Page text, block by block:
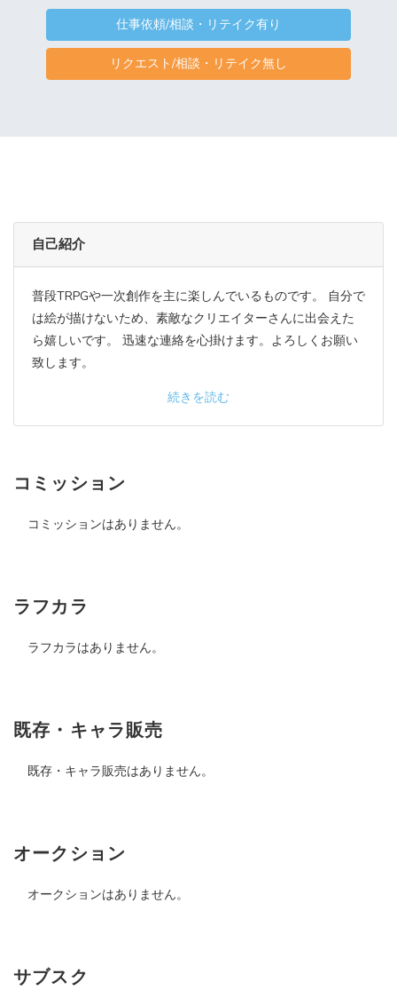
仕事依頼/相談・リテイク有り
リクエスト/相談・リテイク無し
自己紹介
普段TRPGや一次創作を主に楽しんでいるものです。 自分で
は絵が描けないため、素敵なクリエイターさんに出会えた
ら嬉しいです。 迅速な連絡を心掛けます。よろしくお願い
致します。
続きを読む
コミッション
コミッションはありません。
ラフカラ
ラフカラはありません。
既存・キャラ販売
既存・キャラ販売はありません。
オークション
オークションはありません。
サブスク